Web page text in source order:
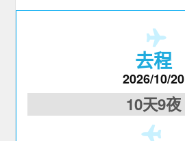
去程
2026/10/20
10天9夜